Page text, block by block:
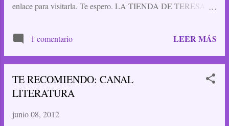
enlace para visitarla. Te espero. LA TIENDA DE TERESA
1 comentario
LEER MÁS
TE RECOMIENDO: CANAL
LITERATURA
junio 08, 2012